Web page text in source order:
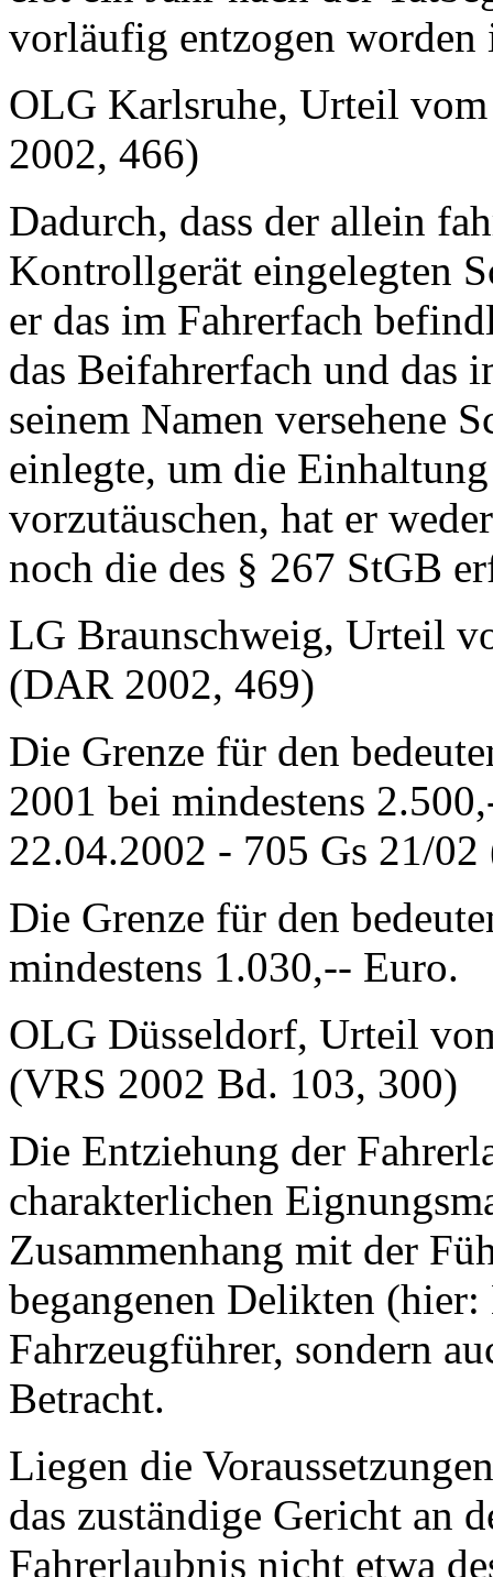
vorläufig entzogen worden
OLG Karlsruhe, Urteil
2002, 466)
Dadurch, dass der allein
Kontrollgerät eingelegten
er das im Fahrerfach
das Beifahrerfach und das
seinem Namen versehene
einlegte, um die
vorzutäuschen, hat er
noch die des § 267 StGB
LG Braunschweig, Urteil
(DAR 2002, 469)
Die Grenze für den
2001 bei mindestens
22.04.2002 - 705 Gs 21/
Die Grenze für den
mindestens 1.030,-- Euro.
OLG Düsseldorf, Urteil
(VRS 2002 Bd. 103, 300)
Die Entziehung der
charakterlichen
Zusammenhang mit der
begangenen Delikten
Fahrzeugführer, sondern
Betracht.
Liegen die
das zuständige Gericht an
Fahrerlaubnis nicht etwa